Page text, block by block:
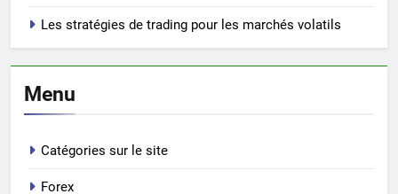
Les stratégies de trading pour les marchés volatils
Menu
Catégories sur le site
Forex